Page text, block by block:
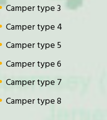
Camper type 3
Camper type 4
Camper type 5
Camper type 6
Camper type 7
Camper type 8